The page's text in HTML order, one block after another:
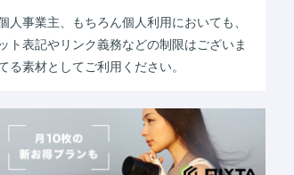
人事業主、もちろん個人利用においても、
ト表記やリンク義務などの制限はございま
素材としてご利用ください。